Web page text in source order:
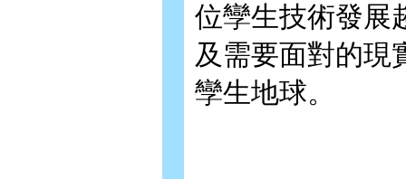
位孿生技術發展
及需要面對的現
孿生地球。